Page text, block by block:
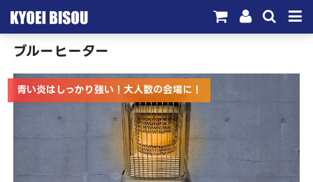
サービス
取引実績
施工実績
会社概要
ブルーヒーター
青い炎はしっかり強い！大人数の会場に！